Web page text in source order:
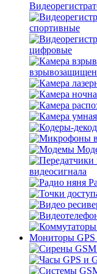
спортивные
цифровые
видеосигнала
Мониторы